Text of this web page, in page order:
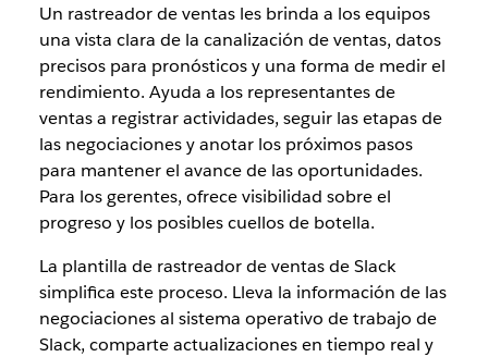
Un rastreador de ventas les brinda a los equipos
una vista clara de la canalización de ventas, datos
precisos para pronósticos y una forma de medir el
rendimiento. Ayuda a los representantes de
ventas a registrar actividades, seguir las etapas de
las negociaciones y anotar los próximos pasos
para mantener el avance de las oportunidades.
Para los gerentes, ofrece visibilidad sobre el
progreso y los posibles cuellos de botella.
La plantilla de rastreador de ventas de Slack
simplifica este proceso. Lleva la información de las
negociaciones al sistema operativo de trabajo de
Slack, comparte actualizaciones en tiempo real y